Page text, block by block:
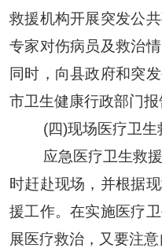
救援机构开展突发公
专家对伤病员及救治
同时，向县政府和突
市卫生健康行政部门
(四)现场医疗卫
应急医疗卫生救
时赶赴现场 ， 并根据
援工作。在实施医疗
展医疗救治，又要注